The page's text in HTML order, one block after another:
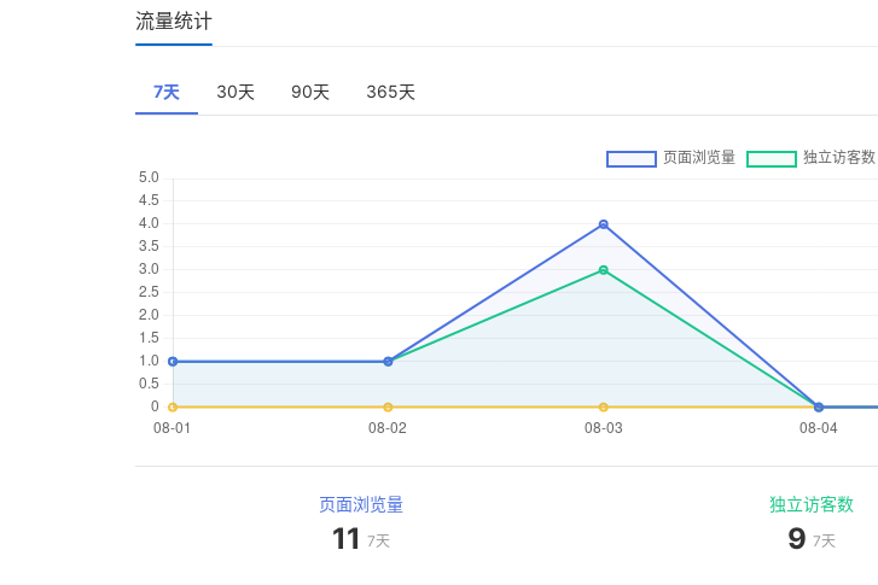
流量统计
7天 30天 90天 365天
页面浏览量
11 7天
独立访客数
9 7天